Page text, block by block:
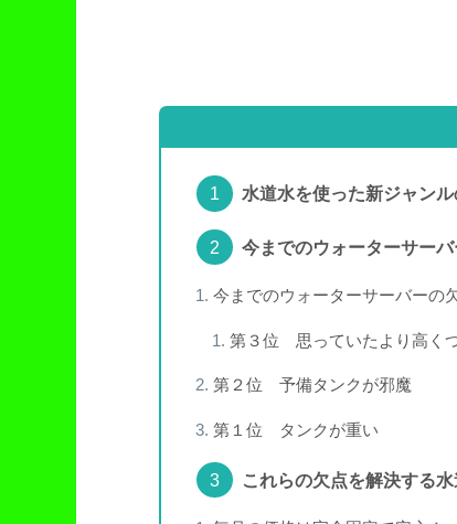
水道水を使った新ジャン
今までのウォーターサー
今までのウォーターサーバーの
第３位 思っていたより高く
第２位 予備タンクが邪魔
第１位 タンクが重い
これらの欠点を解決する